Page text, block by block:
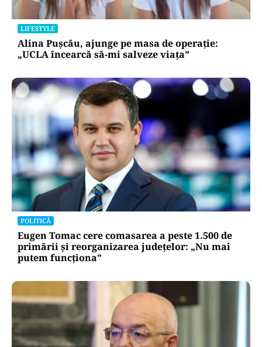
LIFESTYLE
Alina Pușcău, ajunge pe masa de operație:
„UCLA încearcă să-mi salveze viața”
POLITICĂ
Eugen Tomac cere comasarea a peste 1.500 de
primării și reorganizarea județelor: „Nu mai
putem funcționa”